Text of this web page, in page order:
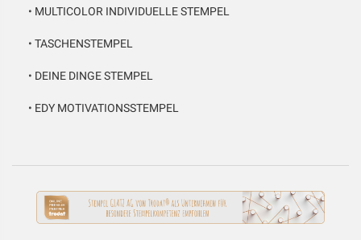
• MULTICOLOR INDIVIDUELLE STEMPEL
• TASCHENSTEMPEL
• DEINE DINGE STEMPEL
• EDY MOTIVATIONSSTEMPEL